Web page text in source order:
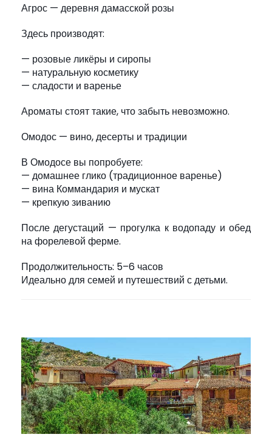
Агрос — деревня дамасской розы
Здесь производят:
— розовые ликёры и сиропы
— натуральную косметику
— сладости и варенье
Ароматы стоят такие, что забыть невозможно.
Омодос — вино, десерты и традиции
В Омодосе вы попробуете:
— домашнее глико (традиционное варенье)
— вина Коммандария и мускат
— крепкую зиванию
После дегустаций — прогулка к водопаду и обед
на форелевой ферме.
Продолжительность: 5–6 часов
Идеально для семей и путешествий с детьми.